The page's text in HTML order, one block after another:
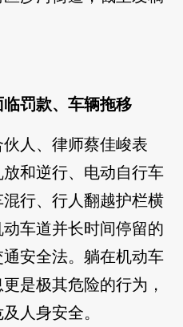
罚款、车辆拖移
人、律师蔡佳峻表
和逆行、电动自行车
行、行人翻越护栏横
车道并长时间停留的
安全法。躺在机动车
是极其危险的行为，
人身安全。